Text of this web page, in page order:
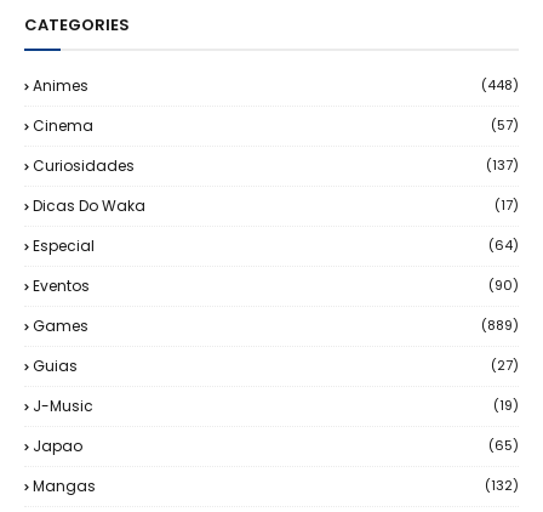
CATEGORIES
Animes (448)
Cinema (57)
Curiosidades (137)
Dicas Do Waka (17)
Especial (64)
Eventos (90)
Games (889)
Guias (27)
J-Music (19)
Japao (65)
Mangas (132)